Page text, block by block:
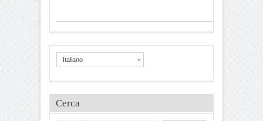
Italiano
Cerca